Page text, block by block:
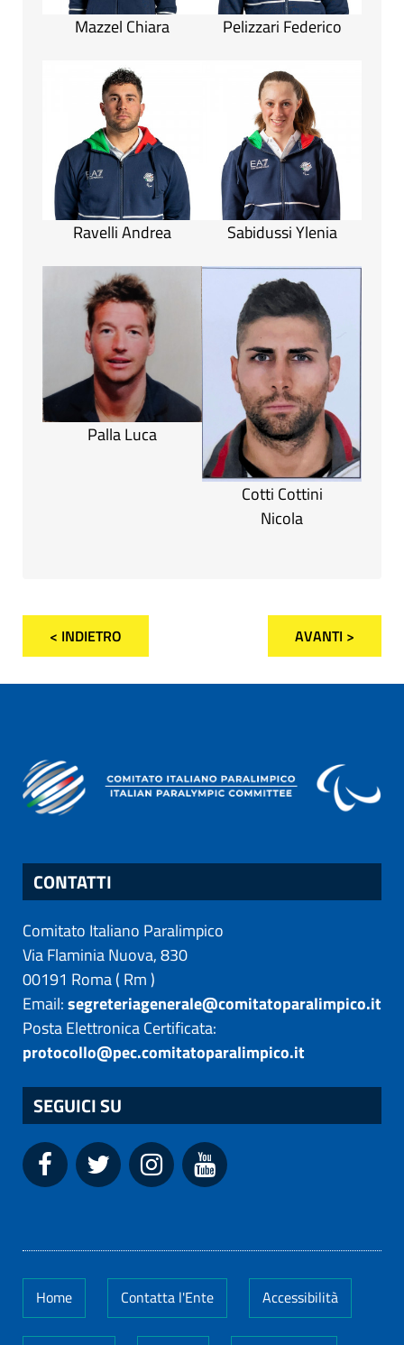
Mazzel Chiara Pelizzari Federico
Ravelli Andrea Sabidussi Ylenia
Palla Luca
Cotti Cottini
Nicola
< INDIETRO AVANTI >
CONTATTI
Comitato Italiano Paralimpico
Via Flaminia Nuova, 830
00191 Roma( Rm)
Email:segreteriagenerale@comitatoparalimpico.it
Posta Elettronica Certificata:
protocollo@pec.comitatoparalimpico.it
SEGUICI SU
Home Contatta l'Ente Accessibilità